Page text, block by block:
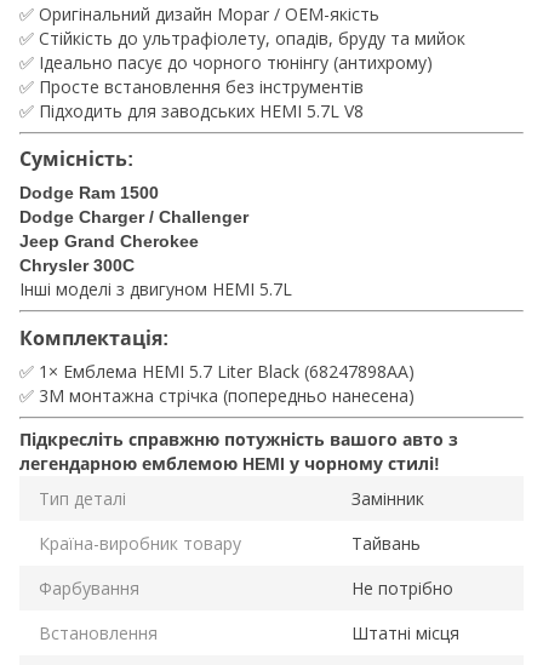
✅ Оригінальний дизайн Mopar / OEM-якість
✅ Стійкість до ультрафіолету, опадів, бруду та мийок
✅ Ідеально пасує до чорного тюнінгу (антихрому)
✅ Просте встановлення без інструментів
✅ Підходить для заводських HEMI 5.7L V8
Сумісність:
Dodge Ram 1500
Dodge Charger / Challenger
Jeep Grand Cherokee
Chrysler 300C
Інші моделі з двигуном HEMI 5.7L
Комплектація:
✅ 1× Емблема HEMI 5.7 Liter Black (68247898AA)
✅ 3M монтажна стрічка (попередньо нанесена)
Підкресліть справжню потужність вашого авто з
легендарною емблемою HEMI у чорному стилі!
Тип деталі
Замінник
Країна-виробник товару
Тайвань
Фарбування
Не потрібно
Встановлення
Штатні місця